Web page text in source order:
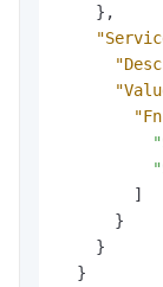
} ,
]
}
}
}